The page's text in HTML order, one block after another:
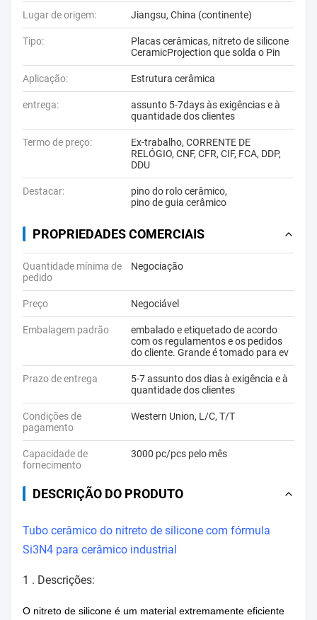
Lugar de origem: Jiangsu, China (continente)
Tipo:
Placas cerâmicas, nitreto de silicone
CeramicProjection que solda o Pin
Aplicação: Estrutura cerâmica
entrega:
assunto 5-7days às exigências e à
quantidade dos clientes
Termo de preço:
Ex-trabalho, CORRENTE DE
RELÓGIO, CNF, CFR, CIF, FCA, DDP,
DDU
Destacar: pino do rolo cerâmico,
pino de guia cerâmico
PROPRIEDADES COMERCIAIS
Quantidade mínima de
pedido
Negociação
Preço Negociável
Embalagem padrão
embalado e etiquetado de acordo
com os regulamentos e os pedidos
do cliente. Grande é tomado para ev
Prazo de entrega
5-7 assunto dos dias à exigência e à
quantidade dos clientes
Condições de
pagamento
Western Union, L/C, T/T
Capacidade de
fornecimento
3000 pc/pcs pelo mês
DESCRIÇÃO DO PRODUTO
Tubo cerâmico do nitreto de silicone com fórmula
Si3N4 para cerâmico industrial
1 . Descrições:
O nitreto de silicone é um material extremamente eficiente